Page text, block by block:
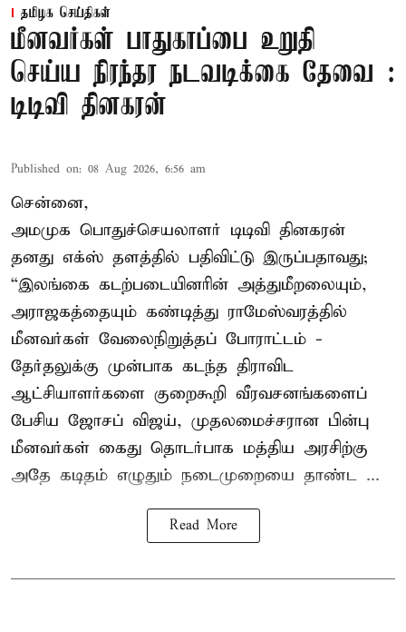
தமிழக செய்திகள்
மீனவர்கள் பாதுகாப்பை உறுதி
செய்ய நிரந்தர நடவடிக்கை தேவை :
டிடிவி தினகரன்
Published on: 08 Aug 2026, 6:56 am
சென்னை,
அமமுக பொதுச்செயலாளர் டிடிவி தினகரன்
தனது எக்ஸ் தளத்தில் பதிவிட்டு இருப்பதாவது;
“இலங்கை கடற்படையினரின் அத்துமீறலையும்,
அராஜகத்தையும் கண்டித்து ராமேஸ்வரத்தில்
மீனவர்கள் வேலைநிறுத்தப் போராட்டம் -
தேர்தலுக்கு முன்பாக கடந்த திராவிட
ஆட்சியாளர்களை குறைகூறி வீரவசனங்களைப்
பேசிய ஜோசப் விஜய், முதலமைச்சரான பின்பு
மீனவர்கள் கைது தொடர்பாக மத்திய அரசிற்கு
அதே கடிதம் எழுதும் நடைமுறையை தாண்ட ...
Read More